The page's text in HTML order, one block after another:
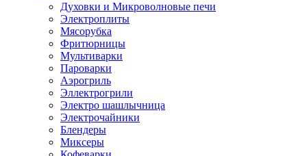
Духовки и Микроволновые печи
Электроплиты
Мясорубка
Фритюрницы
Мультиварки
Пароварки
Аэрогриль
Эллектрогрили
Электро шашлычница
Электрочайники
Блендеры
Миксеры